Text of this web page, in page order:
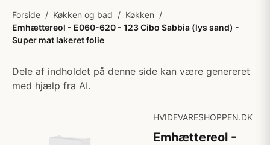
Forside / Køkken og bad / Køkken /
Emhættereol - E060-620 - 123 Cibo Sabbia (lys sand) -
Super mat lakeret folie
Dele af indholdet på denne side kan være genereret
med hjælp fra AI.
HVIDEVARESHOPPEN.DK
Emhættereol -